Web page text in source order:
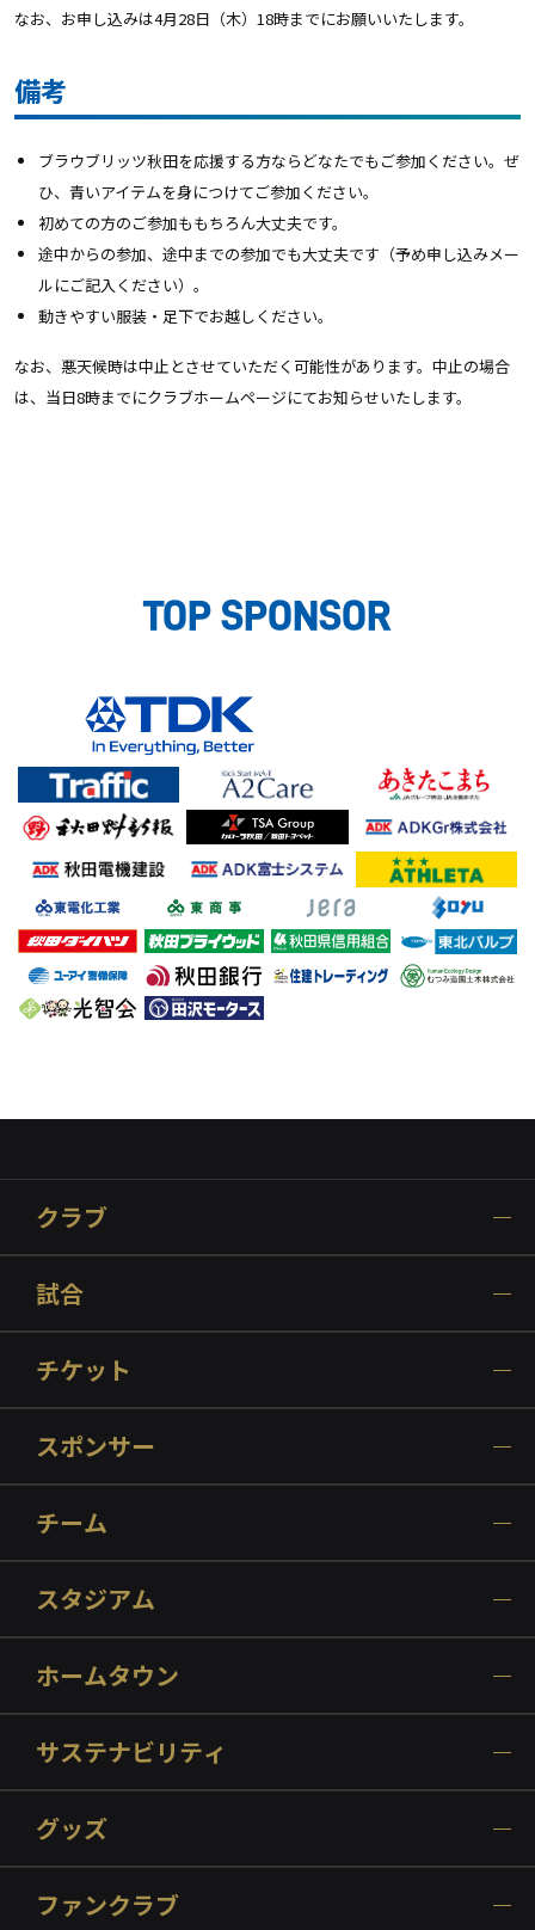
なお、お申し込みは4月28日（木）18時までにお願いいたします。
備考
ブラウブリッツ秋田を応援する方ならどなたでもご参加ください。ぜ
ひ、青いアイテムを身につけてご参加ください。
初めての方のご参加ももちろん大丈夫です。
途中からの参加、途中までの参加でも大丈夫です（予め申し込みメー
ルにご記入ください）。
動きやすい服装・足下でお越しください。
なお、悪天候時は中止とさせていただく可能性があります。中止の場合
は、当日8時までにクラブホームページにてお知らせいたします。
TOP SPONSOR
クラブ
試合
チケット
スポンサー
チーム
スタジアム
ホームタウン
サステナビリティ
グッズ
ファンクラブ